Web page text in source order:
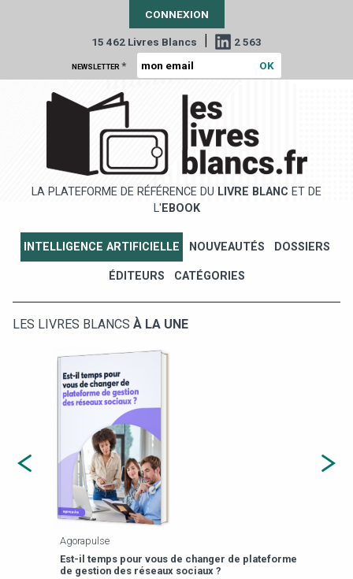
CONNEXION
15 462 Livres Blancs | 2 563
NEWSLETTER *
LA PLATEFORME DE RÉFÉRENCE DU LIVRE BLANC ET DE
L' EBOOK
INTELLIGENCE ARTIFICIELLE NOUVEAUTÉS DOSSIERS
ÉDITEURS CATÉGORIES
LES LIVRES BLANCS À LA UNE
Agorapulse
Est-il temps pour vous de changer de plateforme
de gestion des réseaux sociaux ?